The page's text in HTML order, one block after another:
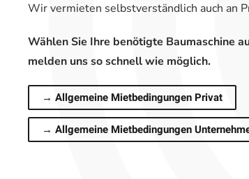
Wir vermieten selbstverständlich auch an
Wählen Sie Ihre benötigte Baumaschine
melden uns so schnell wie möglich.
→ Allgemeine Mietbedingungen Privat
→ Allgemeine Mietbedingungen